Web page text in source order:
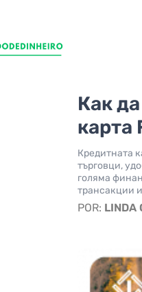
Как
карта
Кредитната
търговци,
голяма
трансакции
POR: LINDA